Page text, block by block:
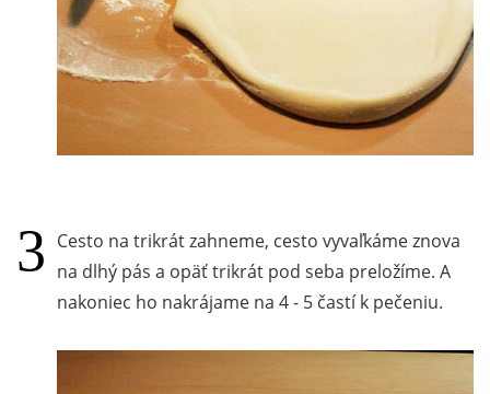
Cesto na trikrát zahneme, cesto vyvaľkáme znova
na dlhý pás a opäť trikrát pod seba preložíme. A
nakoniec ho nakrájame na 4 - 5 častí k pečeniu.